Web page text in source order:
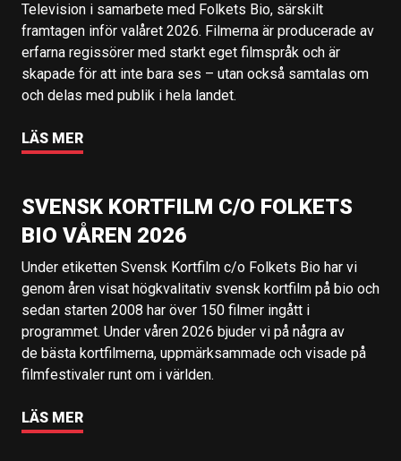
Television i samarbete med Folkets Bio, särskilt
framtagen inför valåret 2026. Filmerna är producerade av
erfarna regissörer med starkt eget filmspråk och är
skapade för att inte bara ses – utan också samtalas om
och delas med publik i hela landet.
LÄS MER
SVENSK KORTFILM C/O FOLKETS
BIO VÅREN 2026
Under etiketten Svensk Kortfilm c/o Folkets Bio har vi
genom åren visat högkvalitativ svensk kortfilm på bio och
sedan starten 2008 har över 150 filmer ingått i
programmet. Under våren 2026 bjuder vi på några av
de bästa kortfilmerna, uppmärksammade och visade på
filmfestivaler runt om i världen.
LÄS MER